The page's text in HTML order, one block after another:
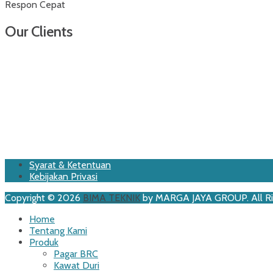
Respon Cepat
Our Clients
Footer
Menu
Skip
Syarat & Ketentuan
Kebijakan Privasi
Copyright © 2026 BIMA TEKNIK by MARGA JAYA GROUP. All
Home
Tentang Kami
Produk
Pagar BRC
Kawat Duri